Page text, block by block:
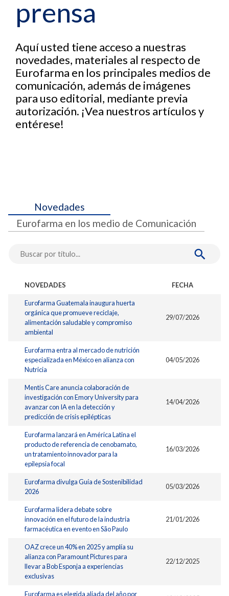
prensa
Aquí usted tiene acceso a nuestras
novedades, materiales al respecto de
Eurofarma en los principales medios de
comunicación, además de imágenes
para uso editorial, mediante previa
autorización. ¡Vea nuestros artículos y
entérese!
Novedades
Eurofarma en los medio de Comunicación
NOVEDADES FECHA
Eurofarma Guatemala inaugura huerta
orgánica que promueve reciclaje,
alimentación saludable y compromiso
ambiental
29/07/2026
Eurofarma entra al mercado de nutrición
especializada en México en alianza con
Nutricia
04/05/2026
Mentis Care anuncia colaboración de
investigación con Emory University para
avanzar con IA en la detección y
predicción de crisis epilépticas
14/04/2026
Eurofarma lanzará en América Latina el
producto de referencia de cenobamato,
un tratamiento innovador para la
epilepsia focal
16/03/2026
Eurofarma divulga Guía de Sostenibilidad
2026
05/03/2026
Eurofarma lidera debate sobre
innovación en el futuro de la industria
farmacéutica en evento en São Paulo
21/01/2026
OAZ crece un 40% en 2025 y amplía su
alianza con Paramount Pictures para
llevar a Bob Esponja a experiencias
exclusivas
22/12/2025
Eurofarma es elegida aliada del año por